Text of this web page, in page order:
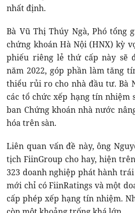
nhất định.
Bà Vũ Thị Thúy Ngà, Phó tổng
chứng khoán Hà Nội (HNX) kỳ
phiếu riêng lẻ thứ cấp này sẽ
năm 2022, góp phần làm tăng
thiểu rủi ro cho nhà đầu tư. Bà
các tổ chức xếp hạng tín nhiệm
ban Chứng khoán nhà nước
hóa trên sàn.
Liên quan vấn đề này, ông
tịch FiinGroup cho hay, hiện
323 doanh nghiệp phát hành
mới chỉ có FiinRatings và một
cấp phép xếp hạng tín nhiệm.